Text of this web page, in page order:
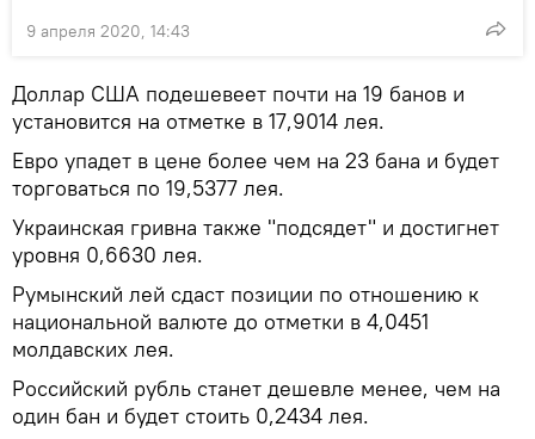
9 апреля 2020, 14:43
Доллар США подешевеет почти на 19 банов и
установится на отметке в 17,9014 лея.
Евро упадет в цене более чем на 23 бана и будет
торговаться по 19,5377 лея.
Украинская гривна также "подсядет" и достигнет
уровня 0,6630 лея.
Румынский лей сдаст позиции по отношению к
национальной валюте до отметки в 4,0451
молдавских лея.
Российский рубль станет дешевле менее, чем на
один бан и будет стоить 0,2434 лея.